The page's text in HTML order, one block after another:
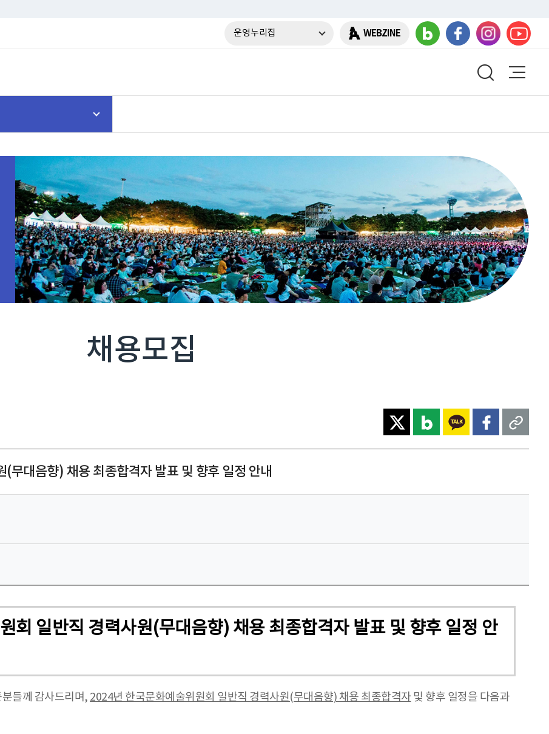
운영누리집 WEBZINE
채용모집
대음향) 채용 최종합격자 발표 및 향후 일정 안내
회 일반직 경력사원(무대음향) 채용 최종합격자 발표 및 향후 일정 안
들께 감사드리며, 2024년 한국문화예술위원회 일반직 경력사원(무대음향) 채용 최종합격자 및 향후 일정을 다음과